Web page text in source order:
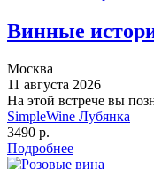
Винные
Москва
11 августа 2026
На этой встрече вы
SimpleWine Лубянка
3490 р.
Подробнее